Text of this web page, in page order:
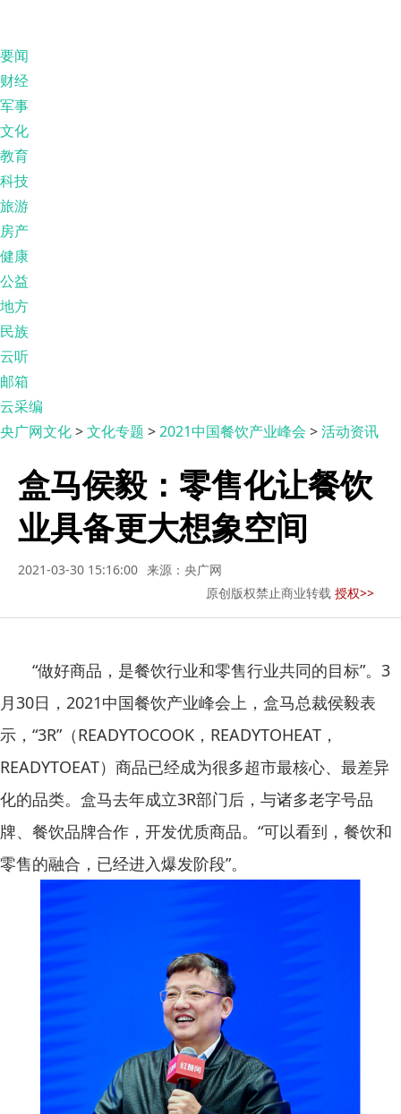
要闻
财经
军事
文化
教育
科技
旅游
房产
健康
公益
地方
民族
云听
邮箱
云采编
央广网文化>文化专题 >2021中国餐饮产业峰会 >活动资讯
盒马侯毅：零售化让餐饮
业具备更大想象空间
2021-03-30 15:16:00 来源：央广网
原创版权禁止商业转载 授权>>
“做好商品，是餐饮行业和零售行业共同的目标”。3
月30日，2021中国餐饮产业峰会上，盒马总裁侯毅表
示，“3R”（READYTOCOOK，READYTOHEAT，
READYTOEAT）商品已经成为很多超市最核心、最差异
化的品类。盒马去年成立3R部门后，与诸多老字号品
牌、餐饮品牌合作，开发优质商品。“可以看到，餐饮和
零售的融合，已经进入爆发阶段”。